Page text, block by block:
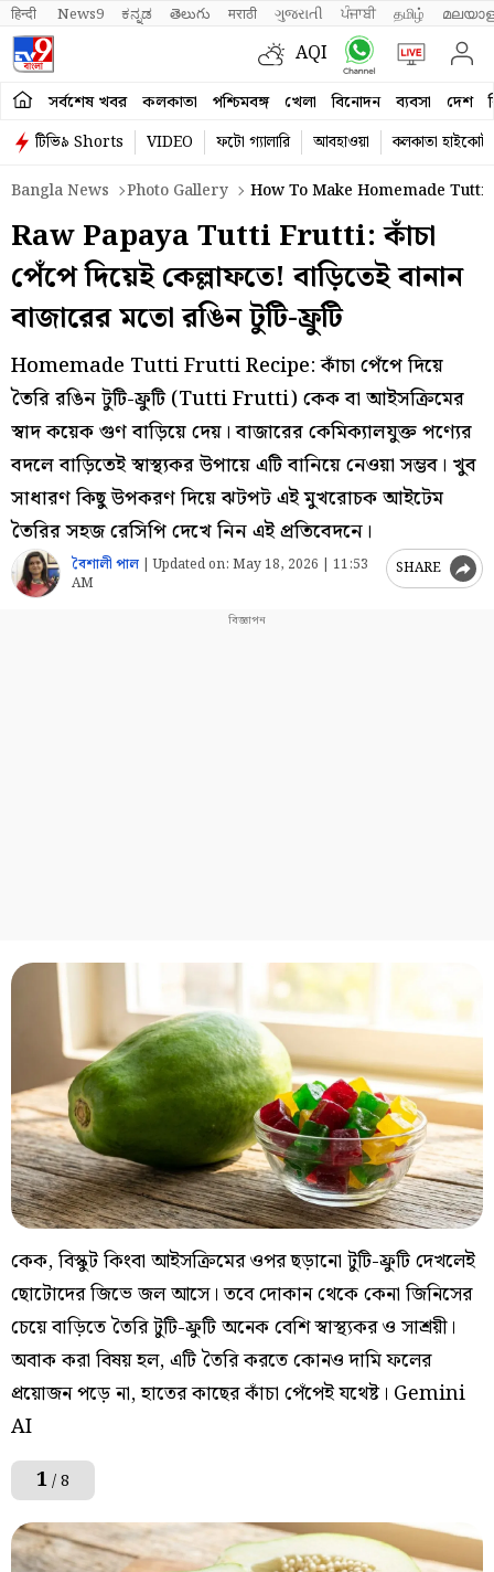
हिन्दी News9 ಕನ್ನಡ తెలుగు मराठी ગુજરાતી ਪੰਜਾਬੀ தமிழ்
AQI
সর্বশেষ খবর কলকাতা পশ্চিমবঙ্গ খেলা বিনোদন ব্যবসা দেশ
টিভি৯ Shorts VIDEO ফটো গ্যালারি আবহাওয়া
কলকাতা হাইকোর্ট
Bangla News
Photo Gallery How To Make Homemade Tutti
Raw Papaya Tutti Frutti: কাঁচা
পেঁপে দিয়েই কেল্লাফতে! বাড়িতেই বানান
বাজারের মতো রঙিন টুটি-ফ্রুটি
Homemade Tutti Frutti Recipe: কাঁচা পেঁপে দিয়ে
তৈরি রঙিন টুটি-ফ্রুটি (Tutti Frutti) কেক বা আইসক্রিমের
স্বাদ কয়েক গুণ বাড়িয়ে দেয়। বাজারের কেমিক্যালযুক্ত পণ্যের
বদলে বাড়িতেই স্বাস্থ্যকর উপায়ে এটি বানিয়ে নেওয়া সম্ভব। খুব
সাধারণ কিছু উপকরণ দিয়ে ঝটপট এই মুখরোচক আইটেম
তৈরির সহজ রেসিপি দেখে নিন এই প্রতিবেদনে।
বৈশালী পাল |Updated on: May 18, 2026 | 11:53
AM
SHARE
কেক, বিস্কুট কিংবা আইসক্রিমের ওপর ছড়ানো টুটি-ফ্রুটি দেখলেই
ছোটোদের জিভে জল আসে। তবে দোকান থেকে কেনা জিনিসের
চেয়ে বাড়িতে তৈরি টুটি-ফ্রুটি অনেক বেশি স্বাস্থ্যকর ও সাশ্রয়ী।
অবাক করা বিষয় হল, এটি তৈরি করতে কোনও দামি ফলের
প্রয়োজন পড়ে না, হাতের কাছের কাঁচা পেঁপেই যথেষ্ট। Gemini
AI
1/ 8